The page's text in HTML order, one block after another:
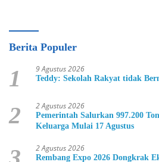
Berita Populer
1 9 Agustus 2026
Teddy: Sekolah Rakyat tidak
2 2 Agustus 2026
Pemerintah Salurkan 997.200
Keluarga Mulai 17 Agustus
2 Agustus 2026
Rembang Expo 2026 Dongkrak